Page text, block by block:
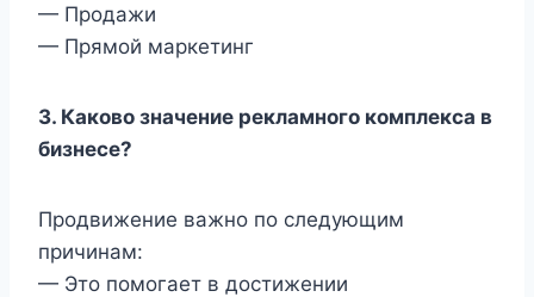
— Продажи
— Прямой маркетинг
3. Каково значение рекламного комплекса в
бизнесе?
Продвижение важно по следующим
причинам:
— Это помогает в достижении